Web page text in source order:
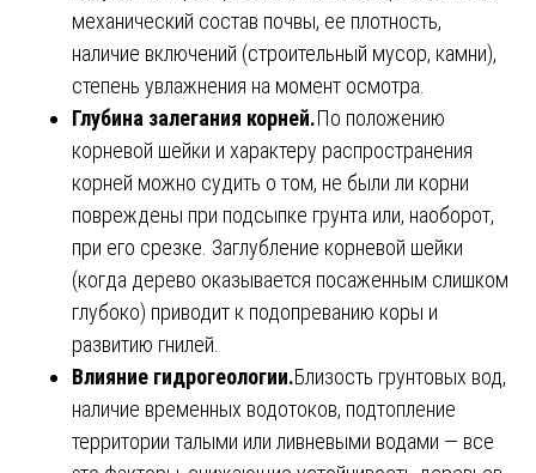
механический состав почвы, ее плотность,
наличие включений (строительный мусор, камни),
степень увлажнения на момент осмотра.
Глубина залегания корней.По положению
корневой шейки и характеру распространения
корней можно судить о том, не были ли корни
повреждены при подсыпке грунта или, наоборот,
при его срезке. Заглубление корневой шейки
(когда дерево оказывается посаженным слишком
глубоко) приводит к подопреванию коры и
развитию гнилей.
Влияние гидрогеологии.Близость грунтовых вод,
наличие временных водотоков, подтопление
территории талыми или ливневыми водами — все